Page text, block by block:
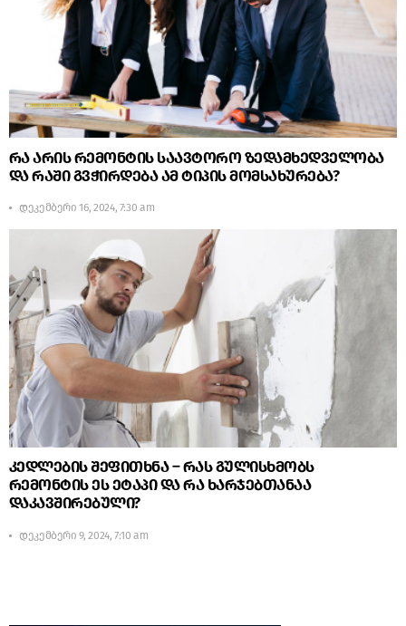
რა არის რემონტის საავტორო ზედამხედველობა
და რაში გვჭირდება ამ ტიპის მომსახურება?
დეკემბერი 16, 2024, 7:30 am
კედლების შეფითხნა – რას გულისხმობს
რემონტის ეს ეტაპი და რა ხარჯებთანაა
დაკავშირებული?
დეკემბერი 9, 2024, 7:10 am